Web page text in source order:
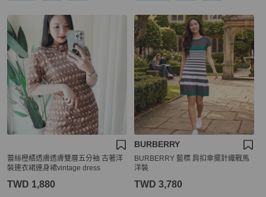
蕾絲橙橘透膚透膚雙層五分袖 古著洋
裝連衣裙連身裙vintage dress
TWD 1,880
BURBERRY
BURBERRY 藍標 肩扣傘擺針織戰馬
洋裝
TWD 3,780